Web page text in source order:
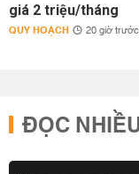
giá 2 triệu/tháng
QUY HOẠCH 20 giờ trước
ĐỌC